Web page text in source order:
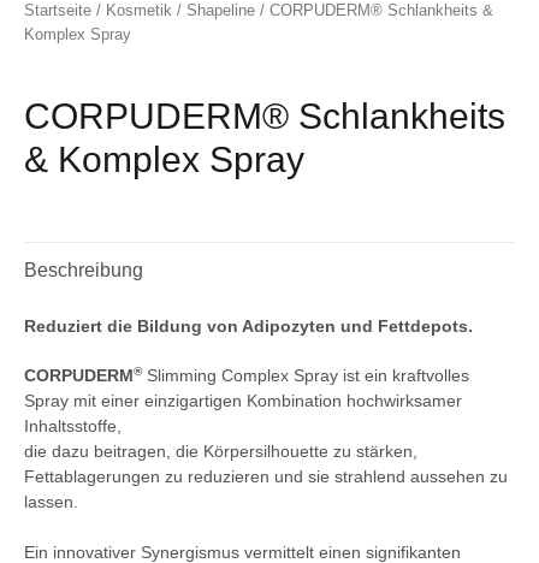
Startseite / Kosmetik / Shapeline / CORPUDERM® Schlankheits &
Komplex Spray
CORPUDERM® Schlankheits
& Komplex Spray
Beschreibung
Reduziert die Bildung von Adipozyten und Fettdepots.
CORPUDERM ®Slimming Complex Spray ist ein kraftvolles
Spray mit einer einzigartigen Kombination hochwirksamer
Inhaltsstoffe,
die dazu beitragen, die Körpersilhouette zu stärken,
Fettablagerungen zu reduzieren und sie strahlend aussehen zu
lassen.
Ein innovativer Synergismus vermittelt einen signifikanten